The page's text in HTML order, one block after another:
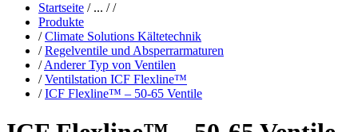
Startseite /... / /
Produkte
/ Climate Solutions Kältetechnik
/ Regelventile und Absperrarmaturen
/ Anderer Typ von Ventilen
/ Ventilstation ICF Flexline™
/ ICF Flexline™ – 50-65 Ventile